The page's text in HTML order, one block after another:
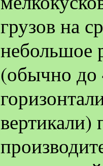
грузов на
небольшое
(обычно
вертикали)